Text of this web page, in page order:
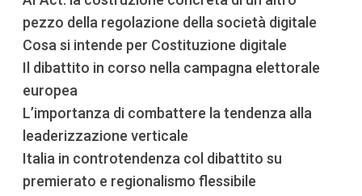
pezzo della regolazione della società digitale
Cosa si intende per Costituzione digitale
Il dibattito in corso nella campagna elettorale
europea
L’importanza di combattere la tendenza alla
leaderizzazione verticale
Italia in controtendenza col dibattito su
premierato e regionalismo flessibile